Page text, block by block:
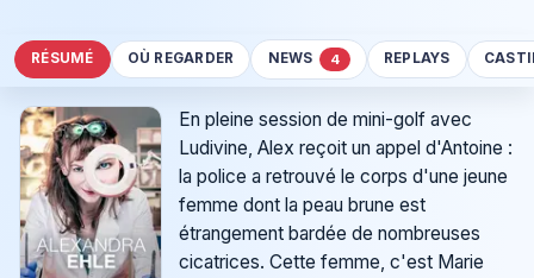
RÉSUMÉ OÙ REGARDER NEWS 4 REPLAYS
En pleine session de mini-golf avec
Ludivine, Alex reçoit un appel d'Antoine :
la police a retrouvé le corps d'une jeune
femme dont la peau brune est
étrangement bardée de nombreuses
cicatrices. Cette femme, c'est Marie